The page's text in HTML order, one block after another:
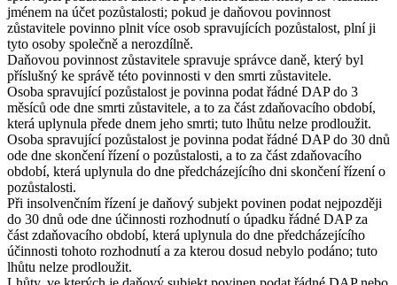
jménem na účet pozůstalosti; pokud je daňovou povinnost
zůstavitele povinno plnit více osob spravujících pozůstalost, plní ji
tyto osoby společně a nerozdílně.
Daňovou povinnost zůstavitele spravuje správce daně, který byl
příslušný ke správě této povinnosti v den smrti zůstavitele.
Osoba spravující pozůstalost je povinna podat řádné DAP do 3
měsíců ode dne smrti zůstavitele, a to za část zdaňovacího období,
která uplynula přede dnem jeho smrti; tuto lhůtu nelze prodloužit.
Osoba spravující pozůstalost je povinna podat řádné DAP do 30 dnů
ode dne skončení řízení o pozůstalosti, a to za část zdaňovacího
období, která uplynula do dne předcházejícího dni skončení řízení o
pozůstalosti.
Při insolvenčním řízení je daňový subjekt povinen podat nejpozději
do 30 dnů ode dne účinnosti rozhodnutí o úpadku řádné DAP za
část zdaňovacího období, která uplynula do dne předcházejícího
účinnosti tohoto rozhodnutí a za kterou dosud nebylo podáno; tuto
lhůtu nelze prodloužit.